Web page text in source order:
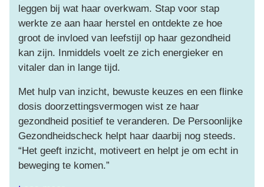
leggen bij wat haar overkwam. Stap voor stap
werkte ze aan haar herstel en ontdekte ze hoe
groot de invloed van leefstijl op haar gezondheid
kan zijn. Inmiddels voelt ze zich energieker en
vitaler dan in lange tijd.
Met hulp van inzicht, bewuste keuzes en een flinke
dosis doorzettingsvermogen wist ze haar
gezondheid positief te veranderen. De Persoonlijke
Gezondheidscheck helpt haar daarbij nog steeds.
“Het geeft inzicht, motiveert en helpt je om echt in
beweging te komen.”